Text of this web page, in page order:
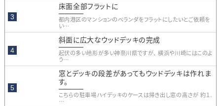
床面全部フラットに
都内港区のマンションのベランダをフラットにしたいとご依頼を
い…
斜面に広大なウッドデッキの完成
起伏の多い地形が多い神奈川県ですが、 横浜や川崎にはこのよ
う…
窓とデッキの段差があってもウッドデッキは作れま
す。
こちらの駐車場ハイデッキのケースは掃き出し窓の高さが 約１．
…